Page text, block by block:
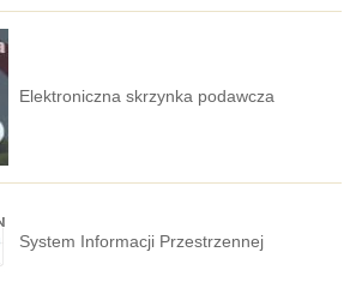
Elektroniczna skrzynka podawcza
System Informacji Przestrzennej